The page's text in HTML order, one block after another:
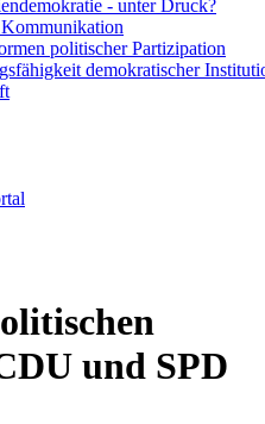
- unter Druck?
politischer Partizipation
demokratischer
und SPD